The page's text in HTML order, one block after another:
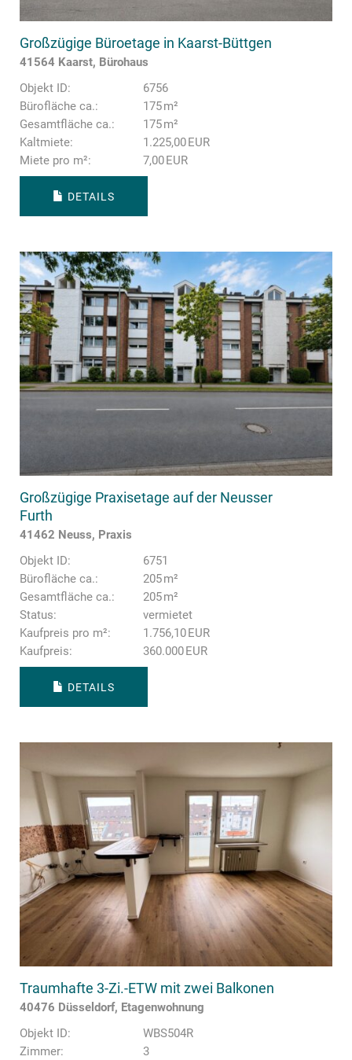
Großzügige Büroetage in Kaarst-Büttgen
41564 Kaarst, Bürohaus
Objekt ID:
6756
Bürofläche ca.:
175 m²
Gesamtfläche ca.:
175 m²
Kaltmiete:
1.225,00 EUR
Miete pro m²:
7,00 EUR
DETAILS
Großzügige Praxisetage auf der Neusser
Furth
41462 Neuss, Praxis
Objekt ID:
6751
Bürofläche ca.:
205 m²
Gesamtfläche ca.:
205 m²
Status:
vermietet
Kaufpreis pro m²:
1.756,10 EUR
Kaufpreis:
360.000 EUR
DETAILS
Traumhafte 3-Zi.-ETW mit zwei Balkonen
40476 Düsseldorf, Etagenwohnung
Objekt ID:
WBS504R
Zimmer:
3